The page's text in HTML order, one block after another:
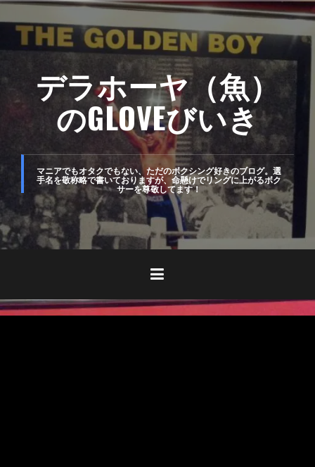
ン
キ
プ
デラホーヤ（魚）
のGLOVEびいき
マニアでもオタクでもない、ただのボクシング好きのブログ。選
手名を敬称略で書いておりますが、命懸けでリングに上がるボク
サーを尊敬してます！